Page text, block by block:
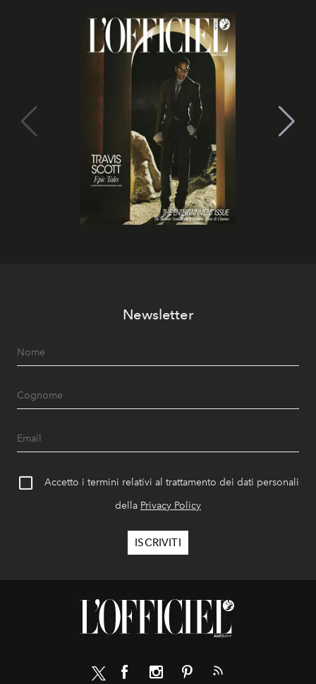
Newsletter
Accetto i termini relativi al trattamento dei dati personali
della Privacy Policy